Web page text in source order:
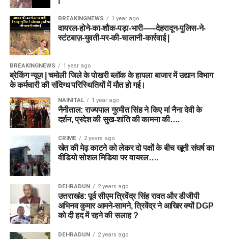
BREAKINGNEWS 1 year ago
वायरल-होने-का-शौक-पड़ा-भारी-—-देहरादून-पुलिस-ने-
स्टंटबाज़-युवती-पर-की-चालानी-कार्रवाई |
BREAKINGNEWS 1 year ago
ब्रेकिंग न्यूज़ | चमोली जिले के पोखरी ब्लॉक के हापला बाजार में उद्यान विभाग
के कर्मचारी की संदिग्ध परिस्थितियों में मौत हो गई।
NAINITAL 1 year ago
नैनीताल: राज्यपाल गुरमीत सिंह ने किए मां नैना देवी के
दर्शन, प्रदेश की सुख-शांति की कामना की….
CRIME 2 years ago
खेत की मेढ़ काटने को लेकर दो पक्षों के बीच खूनी संघर्ष का
वीडियो सोशल मिडिया पर वायरल….
DEHRADUN 2 years ago
उत्तराखंड: पूर्व सीएम त्रिवेंद्र सिंह रावत और डीजीपी
अभिनव कुमार आमने-सामने, त्रिवेंद्र ने आखिर क्यों DGP
को दी हद में रहने की सलाह ?
DEHRADUN 2 years ago